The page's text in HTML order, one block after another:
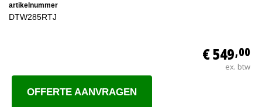
artikelnummer
DTW285RTJ
€ 549,00
ex. btw
OFFERTE AANVRAGEN